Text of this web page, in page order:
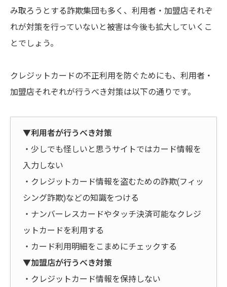
み取ろうとする詐欺集団も多く、利用者・加盟店それぞ
れが対策を行っていないと被害は今後も拡大していくこ
とでしょう。
クレジットカードの不正利用を防ぐためにも、利用者・
加盟店それぞれが行うべき対策は以下の通りです。
▼利用者が行うべき対策
・少しでも怪しいと思うサイトではカード情報を
入力しない
・クレジットカード情報を盗むための詐欺(フィッ
シング詐欺)などの知識をつける
・ナンバーレスカードやタッチ決済可能なクレジ
ットカードを利用する
・カード利用明細をこまめにチェックする
▼加盟店が行うべき対策
・クレジットカード情報を保持しない